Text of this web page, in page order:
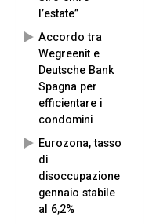
l’estate”
Accordo tra
Wegreenit e
Deutsche Bank
Spagna per
efficientare i
condomini
Eurozona, tasso
di
disoccupazione
gennaio stabile
al 6,2%